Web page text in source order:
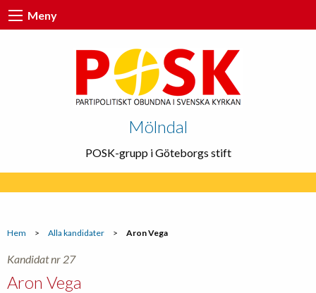
Meny
Mölndal
POSK-grupp i Göteborgs stift
Hem > Alla kandidater > Aron Vega
Kandidat nr 27
Aron Vega